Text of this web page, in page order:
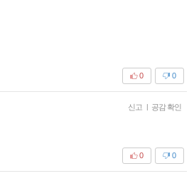
0
0
신고 | 공감 확인
0
0